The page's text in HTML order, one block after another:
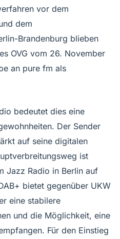
vor dem
dem
Brandenburg blieben
OVG vom 26. November
an pure fm als
bedeutet dies eine
Der Sender
auf seine digitalen
ist
Jazz Radio in Berlin auf
bietet gegenüber UKW
eine stabilere
und die Möglichkeit, eine
Für den Einstieg